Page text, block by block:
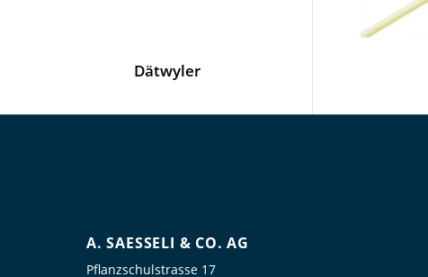
Dätwyler
A. SAESSELI & CO. AG
Pflanzschulstrasse 17